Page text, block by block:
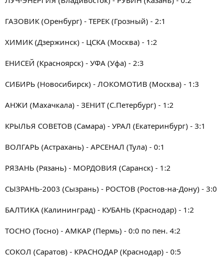
ГАЗОВИК (Оренбург) - ТЕРЕК (Грозный) - 2:1
ХИМИК (Дзержинск) - ЦСКА (Москва) - 1:2
ЕНИСЕЙ (Красноярск) - УФА (Уфа) - 2:3
СИБИРЬ (Новосибирск) - ЛОКОМОТИВ (Москва) - 1:3
АНЖИ (Махачкала) - ЗЕНИТ (С.Петербург) - 1:2
КРЫЛЬЯ СОВЕТОВ (Самара) - УРАЛ (Екатеринбург) - 3:1
ВОЛГАРЬ (Астрахань) - АРСЕНАЛ (Тула) - 0:1
РЯЗАНЬ (Рязань) - МОРДОВИЯ (Саранск) - 1:2
СЫЗРАНЬ-2003 (Сызрань) - РОСТОВ (Ростов-на-Дону) - 3:0
БАЛТИКА (Калининград) - КУБАНЬ (Краснодар) - 1:2
ТОСНО (Тосно) - АМКАР (Пермь) - 0:0 по пен. 4:2
СОКОЛ (Саратов) - КРАСНОДАР (Краснодар) - 0:5